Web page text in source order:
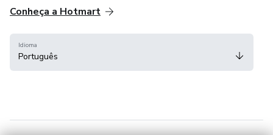
Conheça a Hotmart
Idioma
Português